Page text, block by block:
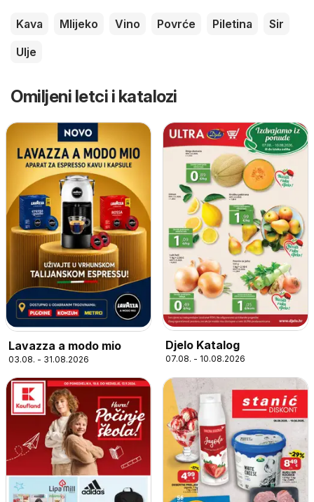
Kava Mlijeko Vino Povrće Piletina
Sir
Ulje
Omiljeni letci i katalozi
Lavazza a modo mio
03.08. - 31.08.2026
Djelo Katalog
07.08. - 10.08.2026